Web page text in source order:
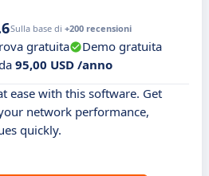
Sulla base di +200 recensioni
gratuita
Demo gratuita
95,00 USD /anno
ease with this software. Get
network performance,
quickly.